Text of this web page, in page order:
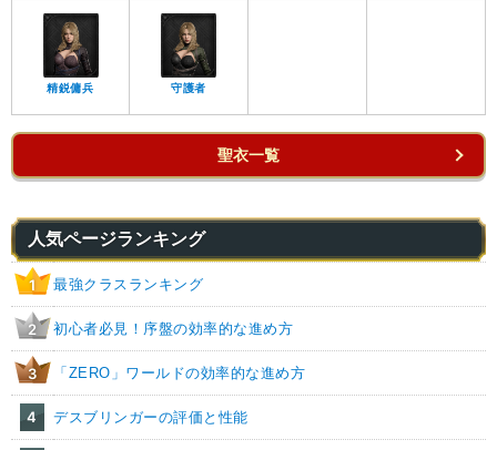
精鋭傭兵 守護者
聖衣一覧
人気ページランキング
1 最強クラスランキング
2 初心者必見！序盤の効率的な進め方
3 「ZERO」ワールドの効率的な進め方
4 デスブリンガーの評価と性能